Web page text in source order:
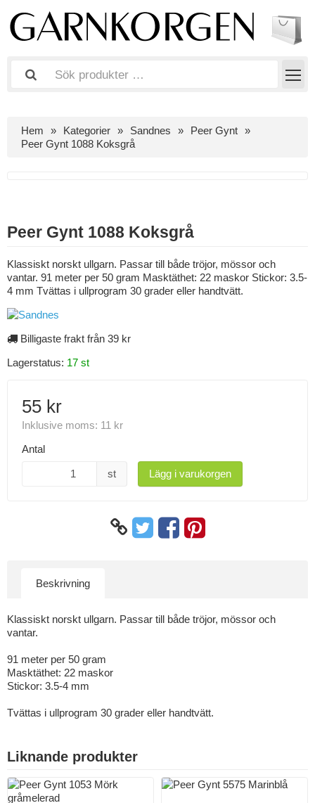
Hem Kategorier Sandnes
Peer Gynt
Peer Gynt 1088 Koksgrå
Peer Gynt 1088 Koksgrå
Klassiskt norskt ullgarn. Passar till både tröjor, mössor och
vantar. 91 meter per 50 gram Masktäthet: 22 maskor Stickor: 3.5-
4 mm Tvättas i ullprogram 30 grader eller handtvätt.
Billigaste frakt från 39 kr
Lagerstatus: 17 st
55 kr
Inklusive moms: 11 kr
Antal
st Lägg i varukorgen
Beskrivning
Klassiskt norskt ullgarn. Passar till både tröjor, mössor och
vantar.
91 meter per 50 gram
Masktäthet: 22 maskor
Stickor: 3.5-4 mm
Tvättas i ullprogram 30 grader eller handtvätt.
Liknande produkter